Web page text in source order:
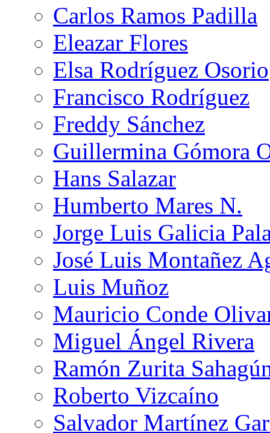
Carlos Ramos Padilla
Eleazar Flores
Elsa Rodríguez Osorio
Francisco Rodríguez
Freddy Sánchez
Guillermina Gómora
Hans Salazar
Humberto Mares N.
Jorge Luis Galicia
José Luis Montañez
Luis Muñoz
Mauricio Conde
Miguel Ángel Rivera
Ramón Zurita
Roberto Vizcaíno
Salvador Martínez